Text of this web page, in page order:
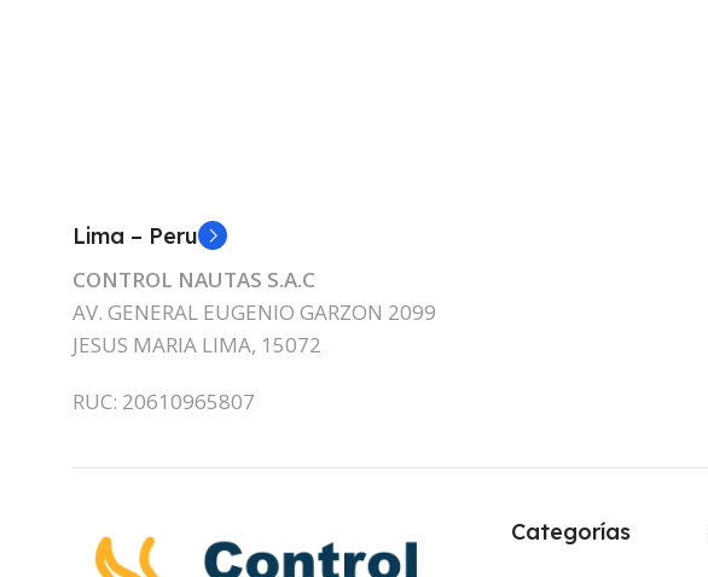
Lima – Peru
CONTROL NAUTAS S.A.C
AV. GENERAL EUGENIO GARZON 2099
JESUS MARIA LIMA, 15072
RUC: 20610965807
Categorías